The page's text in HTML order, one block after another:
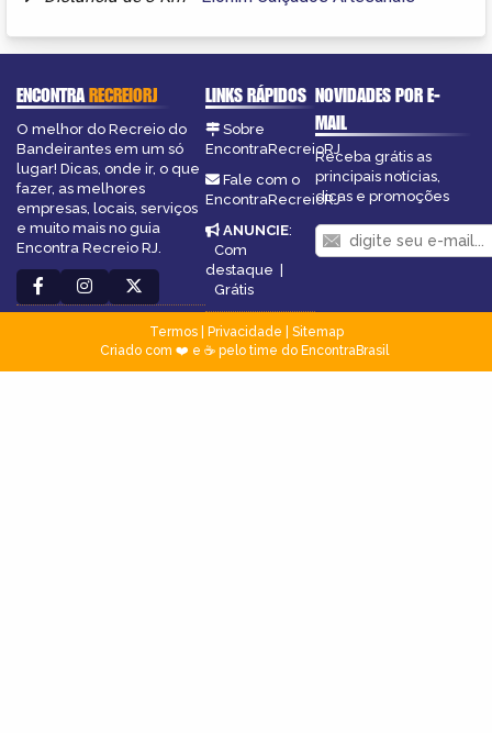
ENCONTRARECREIORJ
O melhor do Recreio do
Bandeirantes em um só
lugar! Dicas, onde ir, o que
fazer, as melhores
empresas, locais, serviços
e muito mais no guia
Encontra Recreio RJ.
LINKS RÁPIDOS
Sobre
EncontraRecreioRJ
Fale com o
EncontraRecreioRJ
ANUNCIE:
Com
destaque |
Grátis
NOVIDADES POR E-
MAIL
Receba grátis as
principais notícias,
dicas e promoções
Termos| Privacidade
Sitemap
Criado com ❤️ e ☕ pelo time do EncontraBrasil